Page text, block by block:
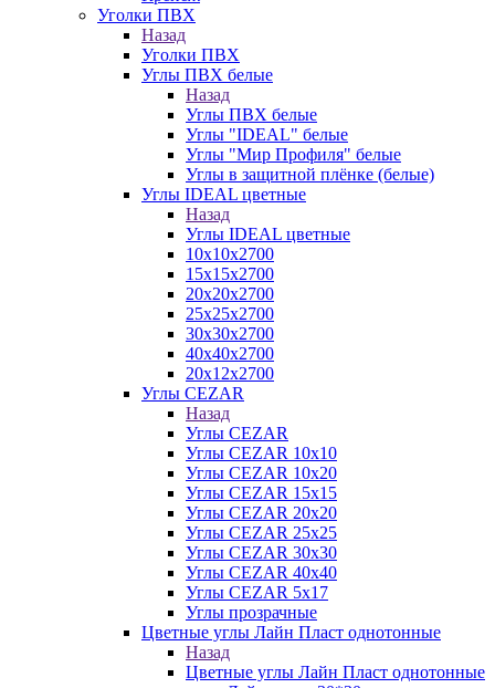
Уголки ПВХ
Назад
Уголки ПВХ
Углы ПВХ белые
Назад
Углы ПВХ белые
Углы "IDEAL" белые
Углы "Мир Профиля" белые
Углы в защитной плёнке (белые)
Углы IDEAL цветные
Назад
Углы IDEAL цветные
10х10х2700
15х15х2700
20х20х2700
25х25х2700
30х30х2700
40х40х2700
20х12х2700
Углы CEZAR
Назад
Углы CEZAR
Углы CEZAR 10х10
Углы CEZAR 10х20
Углы CEZAR 15х15
Углы CEZAR 20х20
Углы CEZAR 25х25
Углы CEZAR 30х30
Углы CEZAR 40х40
Углы CEZAR 5х17
Углы прозрачные
Цветные углы Лайн Пласт однотонные
Назад
Цветные углы Лайн Пласт однотонные